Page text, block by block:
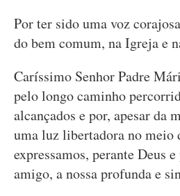
Por ter sido uma voz
do bem comum, na Igreja e
Caríssimo Senhor Padre
pelo longo caminho
alcançados e por, apesar da
uma luz libertadora no meio
expressamos, perante Deus
amigo, a nossa profunda e